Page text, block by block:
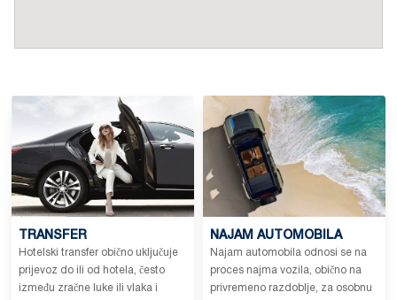
TRANSFER
Hotelski transfer obično uključuje
prijevoz do ili od hotela, često
između zračne luke ili vlaka i
NAJAM AUTOMOBILA
Najam automobila odnosi se na
proces najma vozila, obično na
privremeno razdoblje, za osobnu